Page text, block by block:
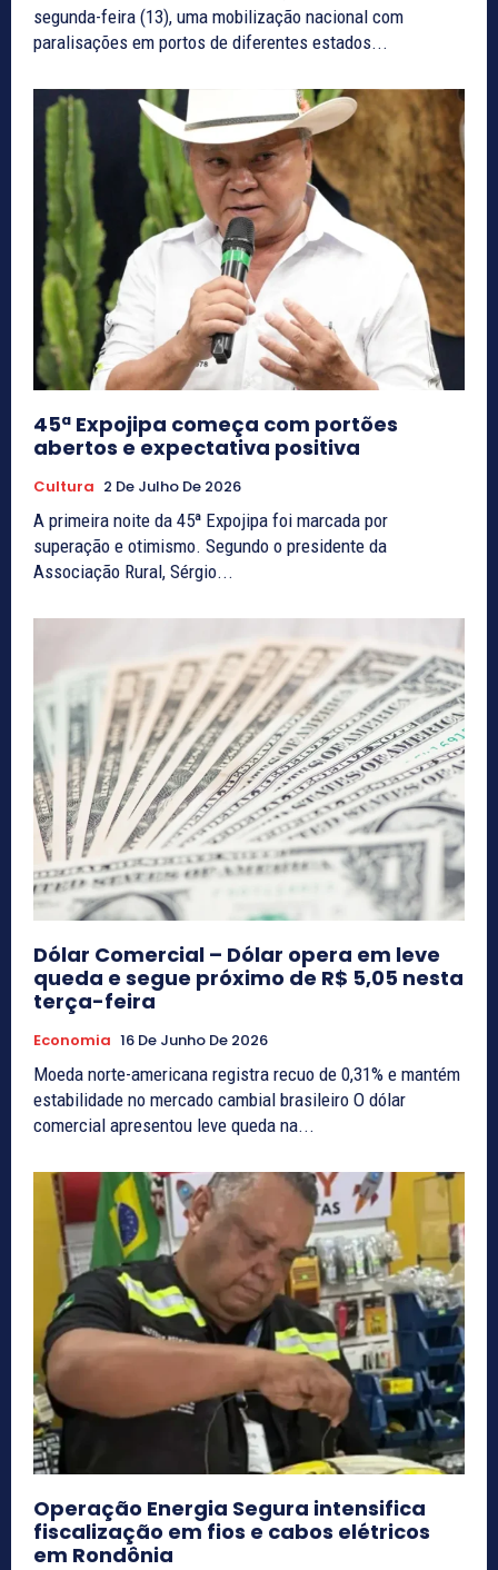
segunda-feira (13), uma mobilização nacional com
paralisações em portos de diferentes estados...
45ª Expojipa começa com portões
abertos e expectativa positiva
Cultura 2 De Julho De 2026
A primeira noite da 45ª Expojipa foi marcada por
superação e otimismo. Segundo o presidente da
Associação Rural, Sérgio...
Dólar Comercial – Dólar opera em leve
queda e segue próximo de R$ 5,05 nesta
terça-feira
Economia 16 De Junho De 2026
Moeda norte-americana registra recuo de 0,31% e mantém
estabilidade no mercado cambial brasileiro O dólar
comercial apresentou leve queda na...
Operação Energia Segura intensifica
fiscalização em fios e cabos elétricos
em Rondônia